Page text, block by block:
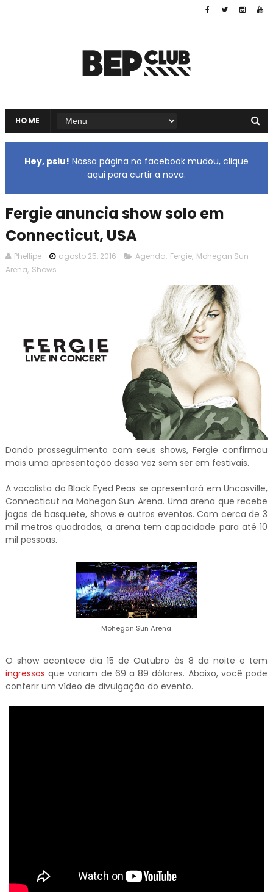
HOME
Hey, psiu! Nossa página no facebook mudou, clique
aqui para curtir a nova.
Fergie anuncia show solo em
Connecticut, USA
Phellipe agosto 25, 2016 Agenda, Fergie, Mohegan Sun
Arena, Shows
Dando prosseguimento com seus shows, Fergie confirmou
mais uma apresentação dessa vez sem ser em festivais.
A vocalista do Black Eyed Peas se apresentará em Uncasville,
Connecticut na Mohegan Sun Arena. Uma arena que recebe
jogos de basquete, shows e outros eventos. Com cerca de 3
mil metros quadrados, a arena tem capacidade para até 10
mil pessoas.
Mohegan Sun Arena
O show acontece dia 15 de Outubro às 8 da noite e tem
ingressos que variam de 69 a 89 dólares. Abaixo, você pode
conferir um vídeo de divulgação do evento.